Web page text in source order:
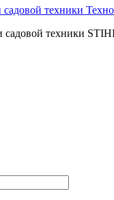
садовой техники